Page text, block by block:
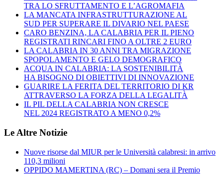
TRA LO SFRUTTAMENTO E L’AGROMAFIA
LA MANCATA INFRASTRUTTURAZIONE AL
SUD PER SUPERARE IL DIVARIO NEL PAESE
CARO BENZINA, LA CALABRIA PER IL PIENO
REGISTRATI RINCARI FINO A OLTRE 2 EURO
LA CALABRIA IN 30 ANNI TRA MIGRAZIONE
SPOPOLAMENTO E GELO DEMOGRAFICO
ACQUA IN CALABRIA: LA SOSTENIBILITÀ
HA BISOGNO DI OBIETTIVI DI INNOVAZIONE
GUARIRE LA FERITA DEL TERRITORIO DI KR
ATTRAVERSO LA FORZA DELLA LEGALITÀ
IL PIL DELLA CALABRIA NON CRESCE
NEL 2024 REGISTRATO A MENO 0,2%
Le Altre Notizie
Nuove risorse dal MIUR per le Università calabresi: in arrivo
110,3 milioni
OPPIDO MAMERTINA (RC) – Domani sera il Premio